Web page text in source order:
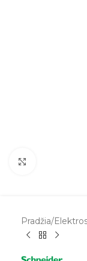
Pradžia/